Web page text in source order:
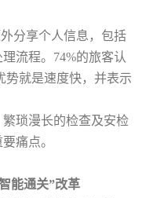
分享个人信息，包括
流程。 74%的旅客认
势就是速度快，并表示
琐漫长的检查及安检
痛点。
能通关”改革